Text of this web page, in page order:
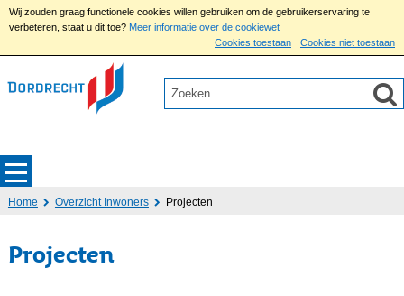
Wij zouden graag functionele cookies willen gebruiken om de gebruikerservaring te
verbeteren, staat u dit toe? Meer informatie over de cookiewet
Cookies toestaan
Cookies niet toestaan
Home Overzicht Inwoners Projecten
Projecten